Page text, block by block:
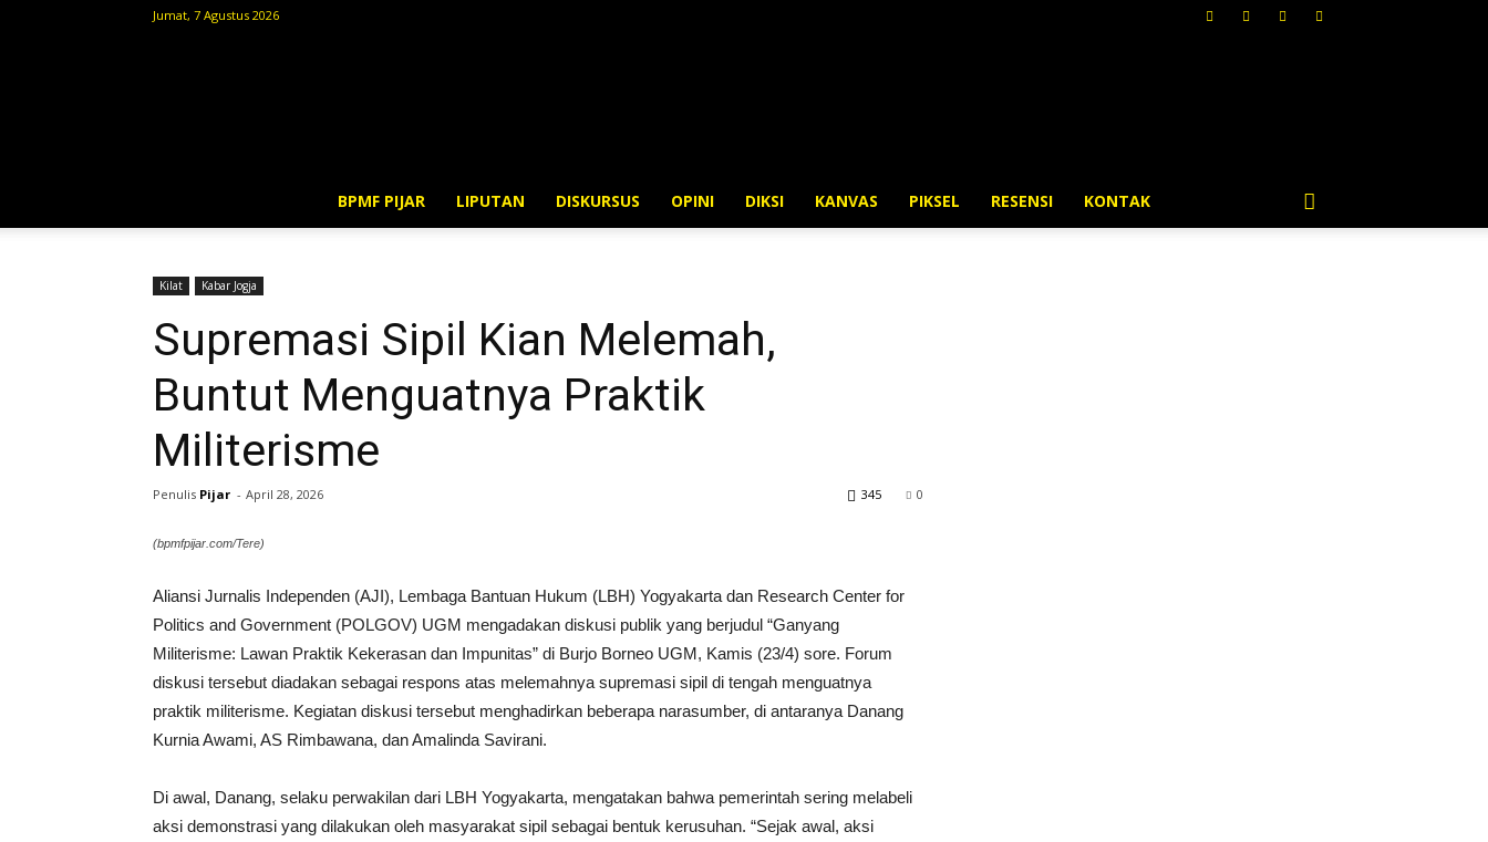
Jumat, 7 Agustus 2026
Pijar
BPMF PIJAR LIPUTAN DISKURSUS OPINI DIKSI KANVAS PIKSEL RESENSI KONTAK
Kilat Kabar Jogja
Supremasi Sipil Kian Melemah,
Buntut Menguatnya Praktik
Militerisme
Penulis Pijar - April 28, 2026 0
345
(bpmfpijar.com/Tere)
Aliansi Jurnalis Independen (AJI), Lembaga Bantuan Hukum (LBH) Yogyakarta dan Research Center for
Politics and Government (POLGOV) UGM mengadakan diskusi publik yang berjudul “Ganyang
Militerisme: Lawan Praktik Kekerasan dan Impunitas” di Burjo Borneo UGM, Kamis (23/4) sore. Forum
diskusi tersebut diadakan sebagai respons atas melemahnya supremasi sipil di tengah menguatnya
praktik militerisme. Kegiatan diskusi tersebut menghadirkan beberapa narasumber, di antaranya Danang
Kurnia Awami, AS Rimbawana, dan Amalinda Savirani.
Di awal, Danang, selaku perwakilan dari LBH Yogyakarta, mengatakan bahwa pemerintah sering melabeli
aksi demonstrasi yang dilakukan oleh masyarakat sipil sebagai bentuk kerusuhan. “Sejak awal, aksi